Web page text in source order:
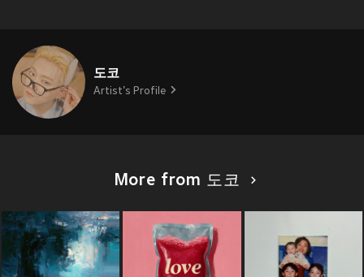
도코
Artist's Profile
More from 도코